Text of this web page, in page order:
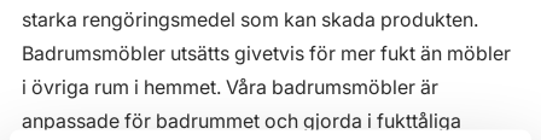
starka rengöringsmedel som kan skada produkten.
Badrumsmöbler utsätts givetvis för mer fukt än möbler
i övriga rum i hemmet. Våra badrumsmöbler är
anpassade för badrummet och gjorda i fukttåliga